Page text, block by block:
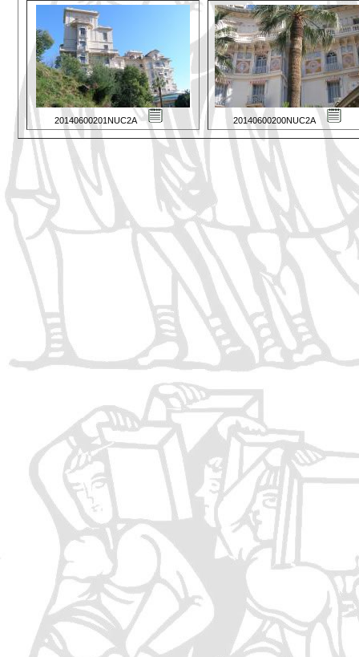
20140600201NUC2A 20140600200NUC2A